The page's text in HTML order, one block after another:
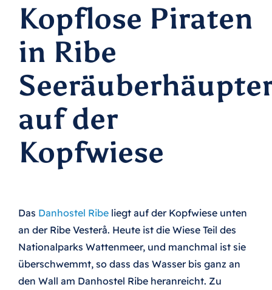
Museen und Erlebniszentren
Historichser stadtrundgang
Die Wikinger
Nationalpark Wattenmeer
Fakten über Nationalpark Wattenmeer
Dom zu Ribe
Kopflose Piraten
in Ribe
auf der
Kopfwiese
Das Danhostel Ribeliegt auf der Kopfwiese unten
an der Ribe Vesterå. Heute ist die Wiese Teil des
Nationalparks Wattenmeer, und manchmal ist sie
überschwemmt, so dass das Wasser bis ganz an
den Wall am Danhostel Ribe heranreicht. Zu